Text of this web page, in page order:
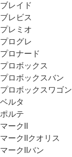
ブレイド
ブレビス
プレミオ
プログレ
プロナード
プロボックス
プロボックスバン
プロボックスワゴン
ベルタ
ポルテ
マークII
マークIIクオリス
マークIIバン